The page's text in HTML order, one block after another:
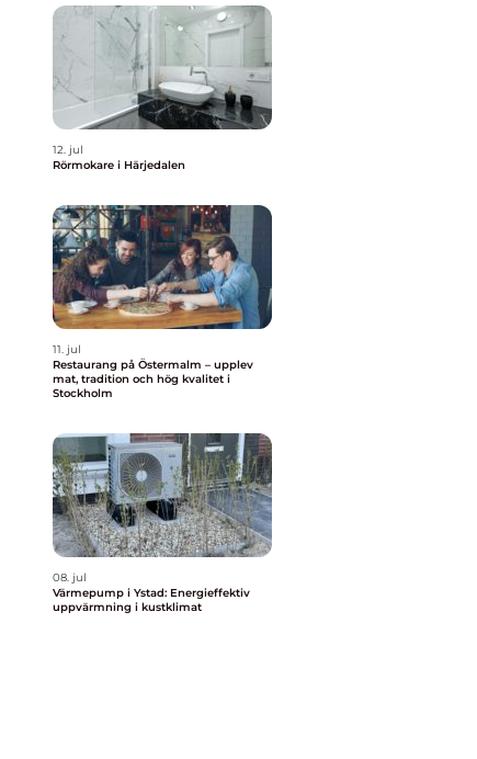
12. jul
Rörmokare i Härjedalen
11. jul
Restaurang på Östermalm – upplev
mat, tradition och hög kvalitet i
Stockholm
08. jul
Värmepump i Ystad: Energieffektiv
uppvärmning i kustklimat